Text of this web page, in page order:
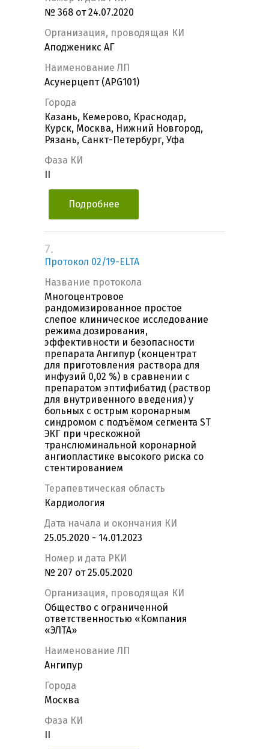
№ 368 от 24.07.2020
Организация, проводящая КИ
Аподженикс АГ
Наименование ЛП
Асунерцепт (APG101)
Города
Казань, Кемерово, Краснодар,
Курск, Москва, Нижний Новгород,
Рязань, Санкт-Петербург, Уфа
Фаза КИ
Подробнее
7.
Протокол 02/19-ELTA
Название протокола
Многоцентровое
рандомизированное простое
слепое клиническое исследование
режима дозирования,
эффективности и безопасности
препарата Ангипур (концентрат
для приготовления раствора для
инфузий 0,02 %) в сравнении с
препаратом эптифибатид (раствор
для внутривенного введения) у
больных с острым коронарным
синдромом с подъёмом сегмента ST
ЭКГ при чрескожной
транслюминальной коронарной
ангиопластике высокого риска со
стентированием
Терапевтическая область
Кардиология
Дата начала и окончания КИ
25.05.2020 - 14.01.2023
Номер и дата РКИ
№ 207 от 25.05.2020
Организация, проводящая КИ
Общество с ограниченной
ответственностью «Компания
«ЭЛТА»
Наименование ЛП
Ангипур
Города
Москва
Фаза КИ